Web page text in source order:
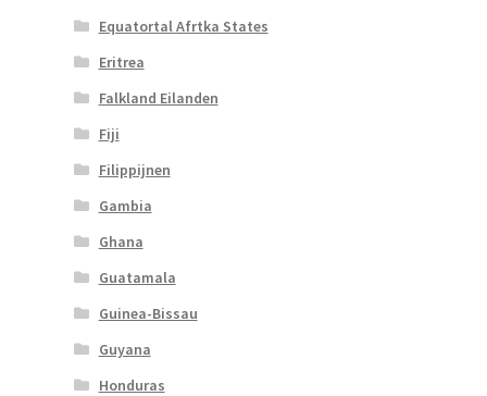
Equatortal Afrtka States
Eritrea
Falkland Eilanden
Fiji
Filippijnen
Gambia
Ghana
Guatamala
Guinea-Bissau
Guyana
Honduras